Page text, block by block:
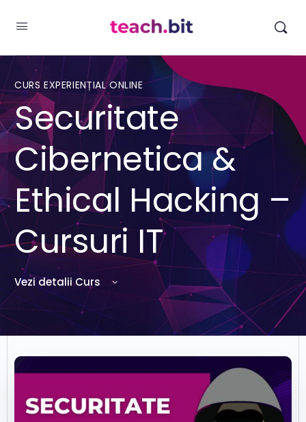
CURS EXPERIENȚIAL ONLINE
Securitate
Cibernetica &
Ethical Hacking –
Cursuri IT
Vezi detalii Curs